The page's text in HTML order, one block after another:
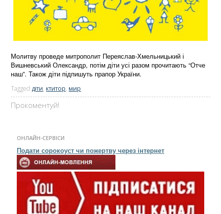
Молитву проведе митрополит Переяслав-Хмельницький і
Вишневський Олександр, потім діти усі разом прочитають “Отче
наш”. Також діти підпишуть прапор України.
Tagged діти, ктитор, мир
Прокоментуй!
ОНЛАЙН-СЕРВІСИ
Подати сорокоуст чи пожертву через інтернет